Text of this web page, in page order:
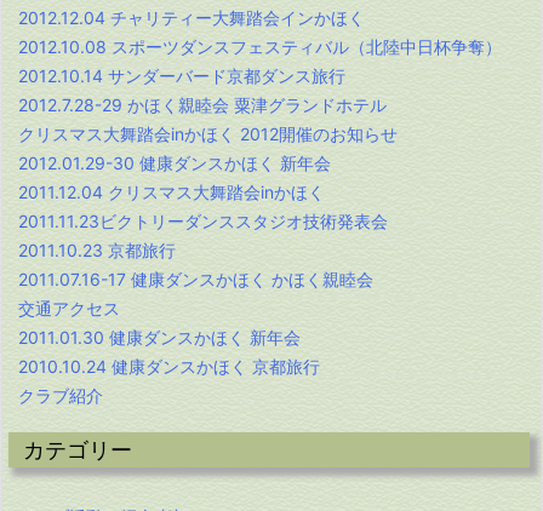
2012.12.04 チャリティー大舞踏会インかほく
2012.10.08 スポーツダンスフェスティバル（北陸中日杯争奪）
2012.10.14 サンダーバード京都ダンス旅行
2012.7.28-29 かほく親睦会 粟津グランドホテル
クリスマス大舞踏会inかほく 2012開催のお知らせ
2012.01.29-30 健康ダンスかほく 新年会
2011.12.04 クリスマス大舞踏会inかほく
2011.11.23ビクトリーダンススタジオ技術発表会
2011.10.23 京都旅行
2011.07.16-17 健康ダンスかほく かほく親睦会
交通アクセス
2011.01.30 健康ダンスかほく 新年会
2010.10.24 健康ダンスかほく 京都旅行
クラブ紹介
カテゴリー